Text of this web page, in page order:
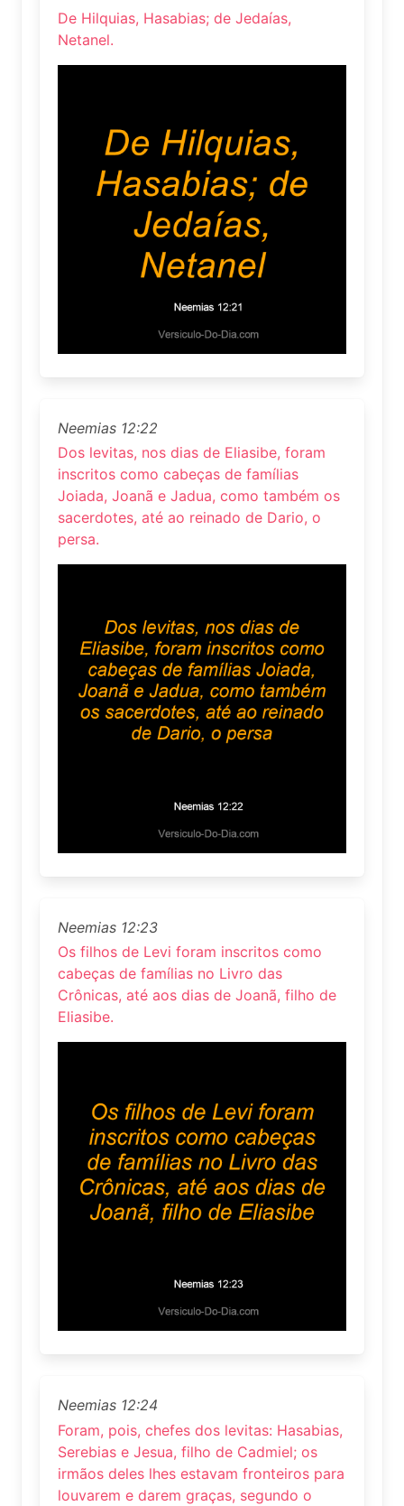
De Hilquias, Hasabias; de Jedaías,
Netanel.
Neemias 12:22
Dos levitas, nos dias de Eliasibe, foram
inscritos como cabeças de famílias
Joiada, Joanã e Jadua, como também os
sacerdotes, até ao reinado de Dario, o
persa.
Neemias 12:23
Os filhos de Levi foram inscritos como
cabeças de famílias no Livro das
Crônicas, até aos dias de Joanã, filho de
Eliasibe.
Neemias 12:24
Foram, pois, chefes dos levitas: Hasabias,
Serebias e Jesua, filho de Cadmiel; os
irmãos deles lhes estavam fronteiros para
louvarem e darem graças, segundo o